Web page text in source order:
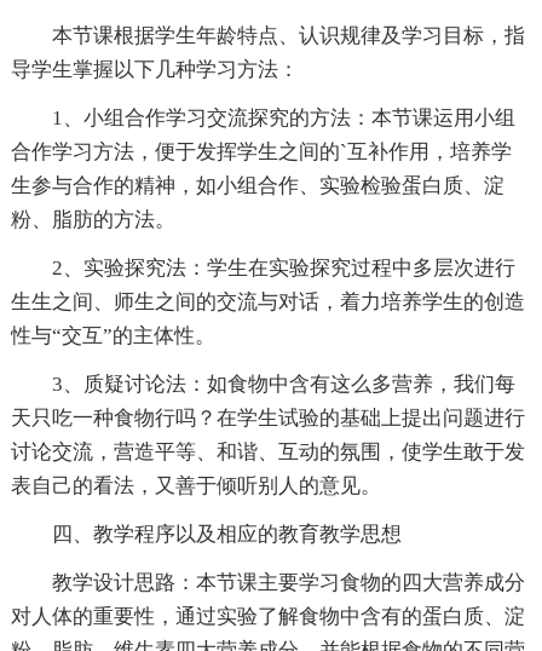
本节课根据学生年龄特点、认识规律及学习目标，指
导学生掌握以下几种学习方法：
1、小组合作学习交流探究的方法：本节课运用小组
合作学习方法，便于发挥学生之间的`互补作用，培养学
生参与合作的精神，如小组合作、实验检验蛋白质、淀
粉、脂肪的方法。
2、实验探究法：学生在实验探究过程中多层次进行
生生之间、师生之间的交流与对话，着力培养学生的创造
性与“交互”的主体性。
3、质疑讨论法：如食物中含有这么多营养，我们每
天只吃一种食物行吗？在学生试验的基础上提出问题进行
讨论交流，营造平等、和谐、互动的氛围，使学生敢于发
表自己的看法，又善于倾听别人的意见。
四、教学程序以及相应的教育教学思想
教学设计思路：本节课主要学习食物的四大营养成分
对人体的重要性，通过实验了解食物中含有的蛋白质、淀